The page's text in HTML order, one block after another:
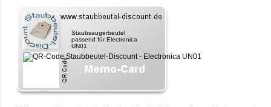
Staubsaugerbeutel
passend für Electronica
UN01